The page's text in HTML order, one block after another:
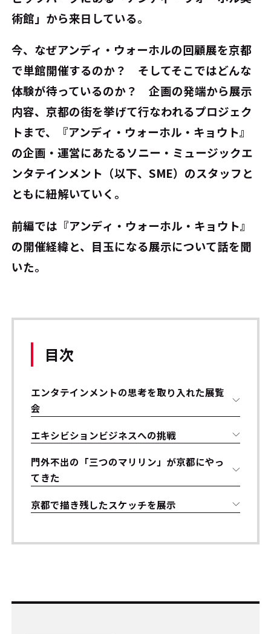
術館」から来日している。
今、なぜアンディ・ウォーホルの回顧展を京都
で単館開催するのか？ そしてそこではどんな
体験が待っているのか？ 企画の発端から展示
内容、京都の街を挙げて行なわれるプロジェク
トまで、『アンディ・ウォーホル・キョウト』
の企画・運営にあたるソニー・ミュージックエ
ンタテインメント（以下、SME）のスタッフと
ともに紐解いていく。
前編では『アンディ・ウォーホル・キョウト』
の開催経緯と、目玉になる展示について話を聞
いた。
目次
エンタテインメントの思考を取り入れた展覧
会
エキシビションビジネスへの挑戦
門外不出の「三つのマリリン」が京都にやっ
てきた
京都で描き残したスケッチを展示